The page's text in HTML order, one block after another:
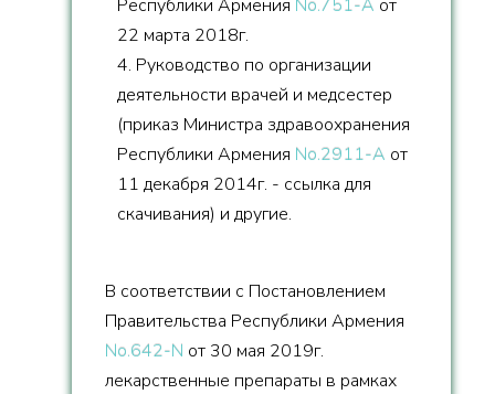
Республики Армения No.751-A от
22 марта 2018г.
4. Руководство по организации
деятельности врачей и медсестер
(приказ Министра здравоохранения
Республики Армения No.2911-A от
11 декабря 2014г. - ссылка для
скачивания) и другие.
В соответствии с Постановлением
Правительства Республики Армения
No.642-N от 30 мая 2019г.
лекарственные препараты в рамках